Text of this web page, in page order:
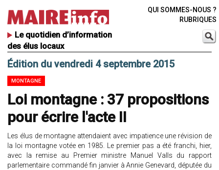
Le quotidien d’information
des élus locaux
QUI SOMMES-NOUS ?
RUBRIQUES
Édition du vendredi 4 septembre 2015
MONTAGNE
Loi montagne : 37 propositions
pour écrire l'acte II
Les élus de montagne attendaient avec impatience une révision de
la loi montagne votée en 1985. Le premier pas a été franchi, hier,
avec la remise au Premier ministre Manuel Valls du rapport
parlementaire commandé fin janvier à Annie Genevard, députée du